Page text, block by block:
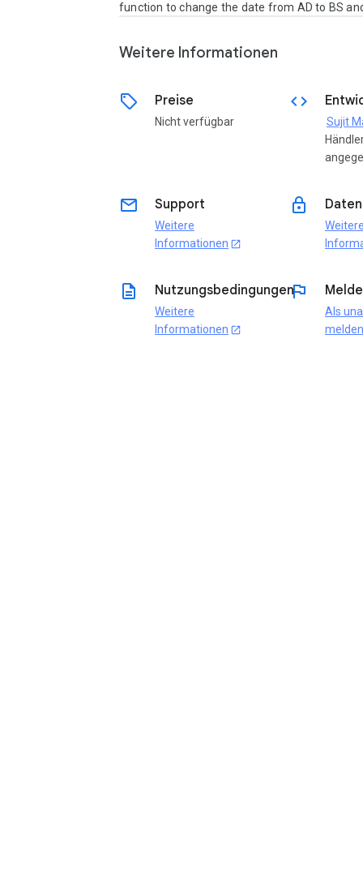
function to change the date from AD to BS
Weitere Informationen
sell Preise
Nicht verfügbar
code
Sujit
email Support
Weitere
Informationen open_in_new
lock
description Nutzungsbedingungen
Weitere
Informationen open_in_new
flag
Als
melden